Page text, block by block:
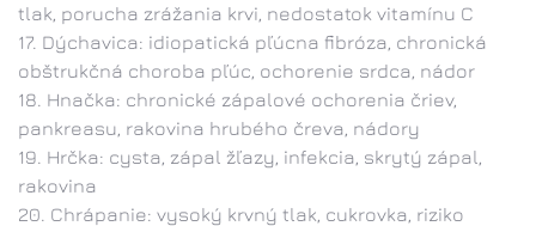
tlak, porucha zrážania krvi, nedostatok vitamínu C
Dýchavica: idiopatická pľúcna fibróza, chronická
obštrukčná choroba pľúc, ochorenie srdca, nádor
Hnačka: chronické zápalové ochorenia čriev,
pankreasu, rakovina hrubého čreva, nádory
Hrčka: cysta, zápal žľazy, infekcia, skrytý zápal,
rakovina
Chrápanie: vysoký krvný tlak, cukrovka, riziko